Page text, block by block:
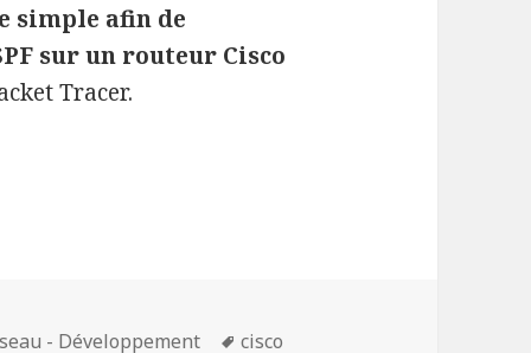
simple afin de
sur un routeur Cisco
Tracer.
OSPF
- Développement
Mots-
cisco